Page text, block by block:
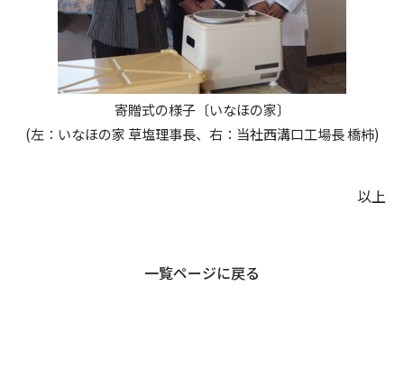
寄贈式の様子〔いなほの家〕
(左：いなほの家 草塩理事長、右：当社西溝口工場長 橋柿)
以上
一覧ページに戻る